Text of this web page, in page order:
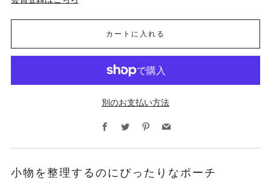
カートに入れる
別のお支払い方法
Facebook
Twitter Pinterest
小物を整理するのにぴったりなポーチ